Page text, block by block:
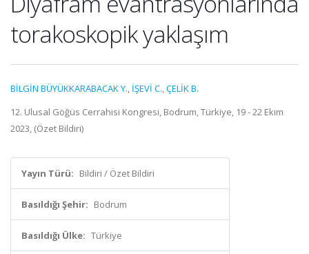
torakoskopik yaklaşım
BİLGİN BÜYÜKKARABACAK Y., İŞEVİ C.,ÇELİK B.
12. Ulusal Göğüs Cerrahisi Kongresi, Bodrum, Türkiye, 19 - 22 Ekim
2023, (Özet Bildiri)
Yayın Türü: Bildiri / Özet Bildiri
Basıldığı Şehir: Bodrum
Basıldığı Ülke: Türkiye